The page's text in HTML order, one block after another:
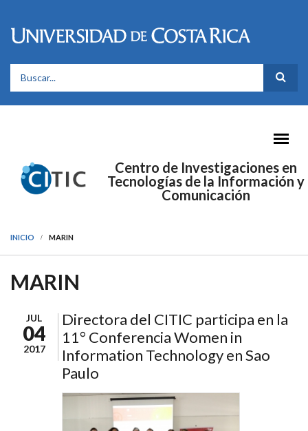
FORMULARIO DE BÚSQUEDA
Centro de Investigaciones en
Tecnologías de la Información y
Comunicación
INICIO MARIN
MARIN
JUL
04
2017
Directora del CITIC participa en la
11° Conferencia Women in
Information Technology en Sao
Paulo